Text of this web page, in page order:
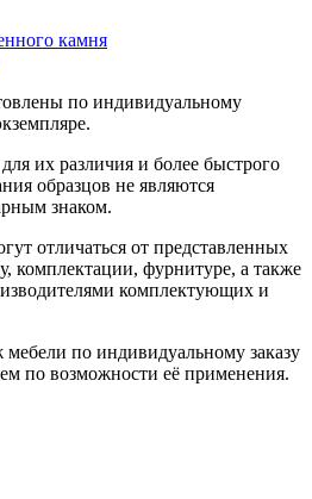
камня
по индивидуальному
их различия и более быстрого
образцов не являются
знаком.
отличаться от представленных
комплектации, фурнитуре, а также
комплектующих и
по индивидуальному заказу
по возможности её применения.